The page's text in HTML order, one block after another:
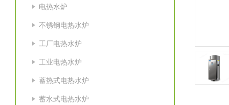
电热水炉
不锈钢电热水炉
工厂电热水炉
工业电热水炉
蓄热式电热水炉
蓄水式电热水炉